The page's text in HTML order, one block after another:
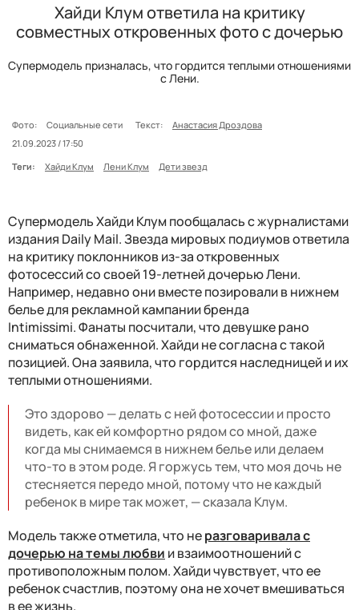
Хайди Клум ответила на критику
совместных откровенных фото с дочерью
Супермодель призналась, что гордится теплыми отношениями
с Лени.
Фото: Социальные сети Текст:
Анастасия Дроздова
21.09.2023 / 17:50
Теги:
Хайди Клум Лени Клум Дети звезд
СупермодельХайди Клумпообщалась с журналистами
издания Daily Mail. Звезда мировых подиумов ответила
на критику поклонников из-за откровенных
фотосессий со своей 19-летней дочерью Лени.
Например, недавно они вместе позировали в нижнем
белье для рекламной кампании бренда
Intimissimi.Фанаты посчитали, что девушке рано
сниматься обнаженной. Хайди не согласна с такой
позицией. Она заявила, что гордится наследницей и их
теплыми отношениями.
Это здорово — делать с ней фотосессии и просто
видеть, как ей комфортно рядом со мной, даже
когда мы снимаемся в нижнем белье или делаем
что-то в этом роде. Я горжусь тем, что моядочь не
стесняется передо мной, потому что не каждый
ребенок в мире так может, —сказала Клум.
Модель также отметила, что неразговаривала с
дочерью на темы любви и взаимоотношений с
противоположным полом. Хайди чувствует, что ее
ребенок счастлив, поэтому она не хочет вмешиваться
в ее жизнь.